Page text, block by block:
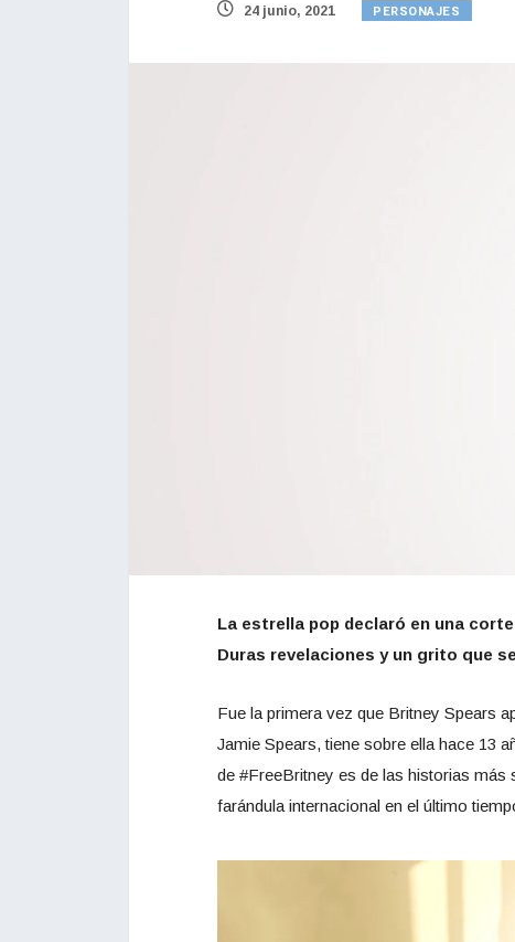
24 junio, 2021 PERSONAJES
La estrella pop declaró en una
Duras revelaciones y un grito que
Fue la primera vez que Britney Spears
Jamie Spears, tiene sobre ella hace 13
de #FreeBritney es de las historias más
farándula internacional en el último